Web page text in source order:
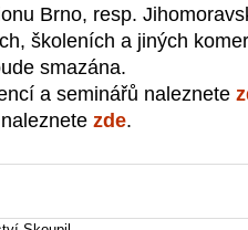
Brno, resp.
školeních a jiných
smazána.
a seminářů naleznete
zde.
Brno je
zajímavé
restaurace,
kde si
širokou nabídku her
jak pro pravidelné